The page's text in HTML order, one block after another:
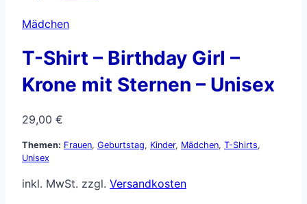
Mädchen
T-Shirt – Birthday Girl –
Krone mit Sternen – Unisex
29,00 €
Themen: Frauen, Geburtstag, Kinder, Mädchen, T-Shirts,
Unisex
inkl. MwSt. zzgl. Versandkosten